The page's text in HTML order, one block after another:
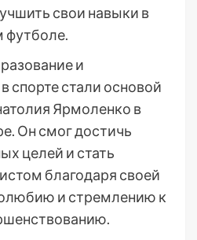
свои навыки в
футболе.
и
спорте стали основой
Ярмоленко в
Он смог достичь
целей и стать
благодаря своей
и стремлению к